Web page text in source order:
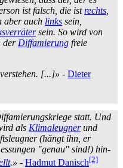
ist falsch, die istrechts
aber auch links sein,
sein. So wird von
der Diffamierung freie
[...]» - Dieter
statt. Und
als Klimaleugnerund
(hängt ihn, er
"genau" sind!) hin-
.» - Hadmut Danisch[2]